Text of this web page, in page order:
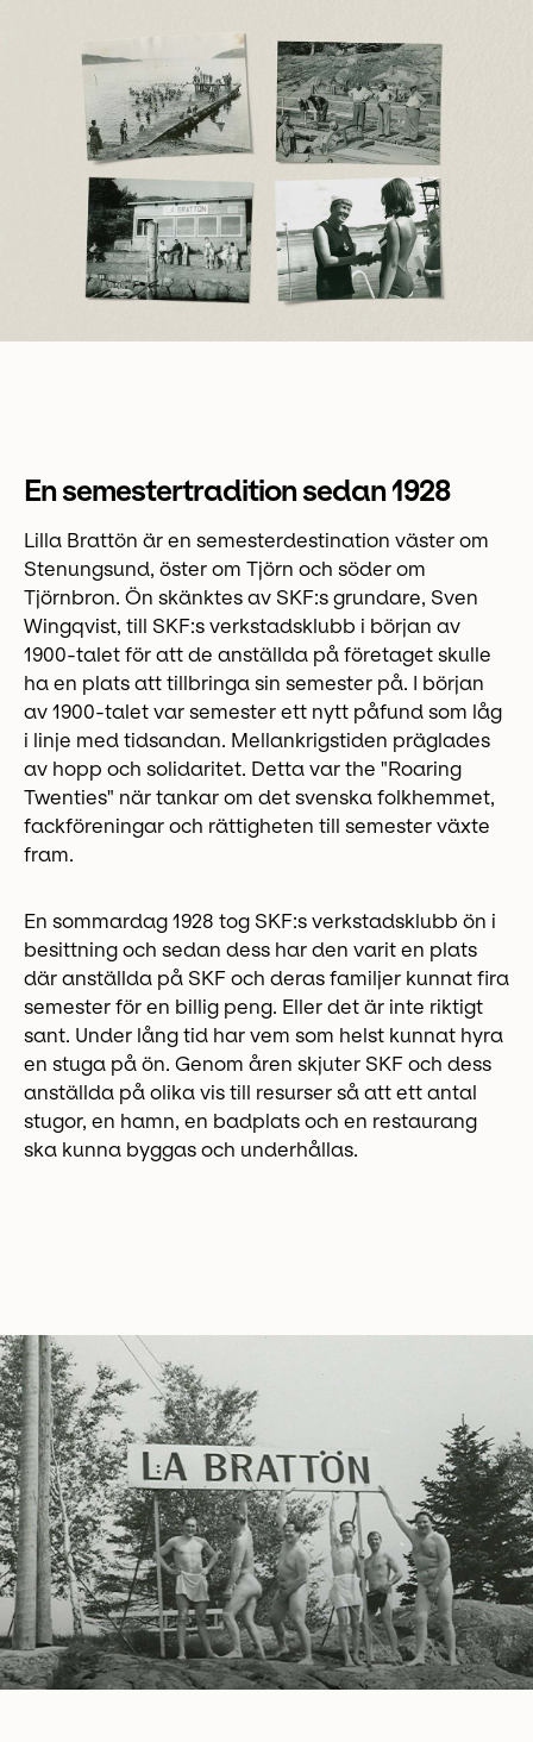
En semestertradition sedan 1928
Lilla Brattön är en semesterdestination väster om
Stenungsund, öster om Tjörn och söder om
Tjörnbron. Ön skänktes av SKF:s grundare, Sven
Wingqvist, till SKF:s verkstadsklubb i början av
1900-talet för att de anställda på företaget skulle
ha en plats att tillbringa sin semester på. I början
av 1900-talet var semester ett nytt påfund som låg
i linje med tidsandan. Mellankrigstiden präglades
av hopp och solidaritet. Detta var the "Roaring
Twenties" när tankar om det svenska folkhemmet,
fackföreningar och rättigheten till semester växte
fram.
En sommardag 1928 tog SKF:s verkstadsklubb ön i
besittning och sedan dess har den varit en plats
där anställda på SKF och deras familjer kunnat fira
semester för en billig peng. Eller det är inte riktigt
sant. Under lång tid har vem som helst kunnat hyra
en stuga på ön. Genom åren skjuter SKF och dess
anställda på olika vis till resurser så att ett antal
stugor, en hamn, en badplats och en restaurang
ska kunna byggas och underhållas.